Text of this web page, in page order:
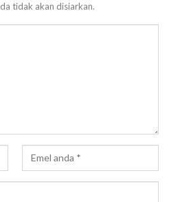
tidak akan disiarkan.